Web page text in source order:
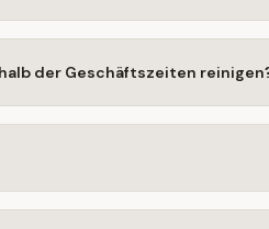
der Geschäftszeiten